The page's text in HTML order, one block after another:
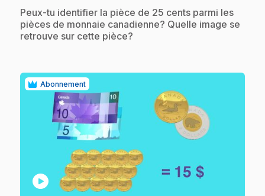
.Peux-tu identifier la pièce de 25 cents parmi les
pièces de monnaie canadienne? Quelle image se
retrouve sur cette pièce?
Abonnement
play_circle